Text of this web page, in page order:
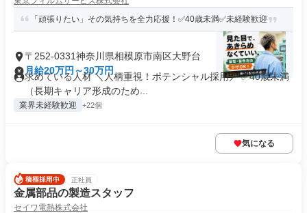
「頑張りたい」その気持ちを全力応援！✅40歳未満✅未経験歓迎
〒252-0331神奈川県相模原市南区大野台
月給20万円～30万円
求めている人材 ＼人柄重視！ポテンシャル採用／ ✅40歳未満
（長期キャリア形成のため...
業界未経験歓迎 +22個
気になる
正社員
金属部品の製造スタッフ
セイワ電熱株式会社